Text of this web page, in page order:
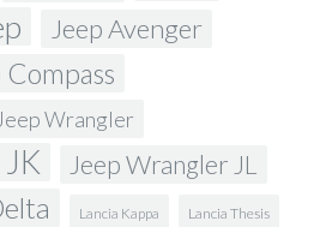
Jeep Avenger
Compass
Wrangler
Jeep Wrangler JL
Lancia Kappa Lancia Thesis